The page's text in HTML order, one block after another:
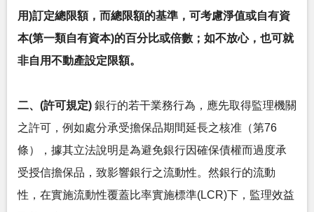
用)訂定總限額，而總限額的基準，可考慮淨值或自有資
本(第一類自有資本)的百分比或倍數；如不放心，也可就
非自用不動產設定限額。
二、(許可規定) 銀行的若干業務行為，應先取得監理機關
之許可，例如處分承受擔保品期間延長之核准（第76
條），據其立法說明是為避免銀行因確保債權而過度承
受授信擔保品，致影響銀行之流動性。然銀行的流動
性，在實施流動性覆蓋比率實施標準(LCR)下，監理效益